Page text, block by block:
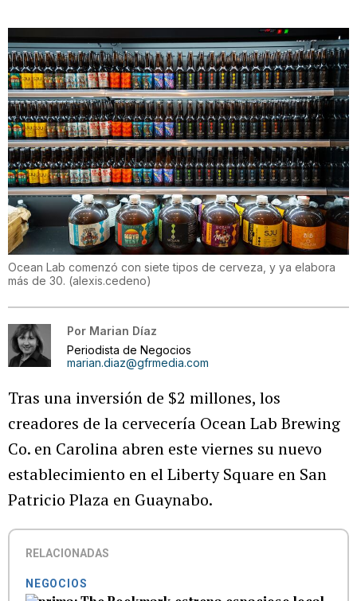
Ocean Lab comenzó con siete tipos de cerveza, y ya elabora
más de 30. (alexis.cedeno)
Por Marian Díaz
Periodista de Negocios
marian.diaz@gfrmedia.com
Tras una inversión de $2 millones, los
creadores de la cervecería Ocean Lab Brewing
Co. en Carolina abren este viernes su nuevo
establecimiento en el Liberty Square en San
Patricio Plaza en Guaynabo.
RELACIONADAS
NEGOCIOS